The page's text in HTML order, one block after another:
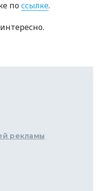
поссылке.
рекламы